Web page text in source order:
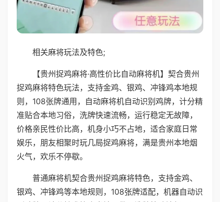
相关麻将玩法及特色;
【贵州捉鸡麻将·高性价比自动麻将机】契合贵州
捉鸡麻将特色玩法，支持金鸡、银鸡、冲锋鸡本地规
则，108张牌通用，自动麻将机自动识别鸡牌，计分精
准贴合本地习俗，洗牌快速流畅，运行稳定无故障，
价格亲民性价比高，机身小巧不占地，适合家庭日常
娱乐，朋友相聚时玩几局捉鸡麻将，满是贵州本地烟
火气，欢乐不停歇。
普通麻将机契合贵州捉鸡麻将特色，支持金鸡、
银鸡、冲锋鸡等本地规则，108张牌适配，机器自动识